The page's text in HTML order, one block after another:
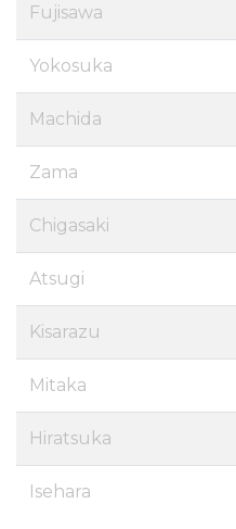
Fujisawa
Yokosuka
Machida
Zama
Chigasaki
Atsugi
Kisarazu
Mitaka
Hiratsuka
Isehara